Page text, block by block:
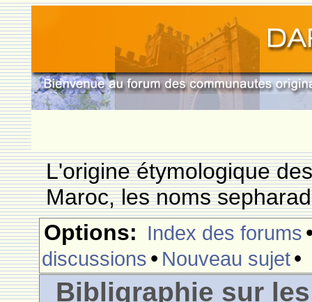
L'origine étymologique
Maroc, les noms
Options: Index des forums
discussions • Nouveau sujet•
Bibligraphie sur